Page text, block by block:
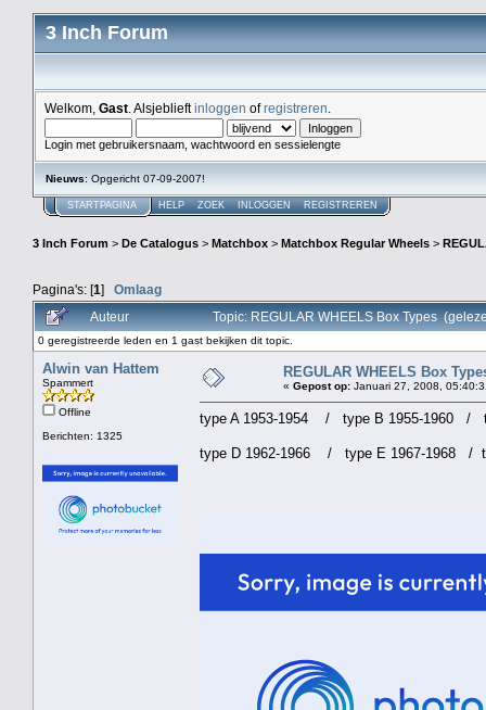
3 Inch Forum
Welkom, Gast . Alsjeblieftinloggen ofregistreren
Login met gebruikersnaam, wachtwoord en sessielengte
Nieuws: Opgericht 07-09-2007!
STARTPAGINA HELP ZOEK INLOGGEN REGISTREREN
3 Inch Forum > De Catalogus > Matchbox > Matchbox Regular Wheels >
Pagina's: [1] Omlaag
Auteur
Topic: REGULAR WHEELS Box Types
0 geregistreerde leden en 1 gast bekijken dit topic.
Alwin van Hattem
Spammert
Offline
Berichten: 1325
REGULAR WHEELS Box
« Gepost op: Januari 27, 2008,
type A 1953-1954 / type B 1955-1960 /
type D 1962-1966 / type E 1967-1968 /